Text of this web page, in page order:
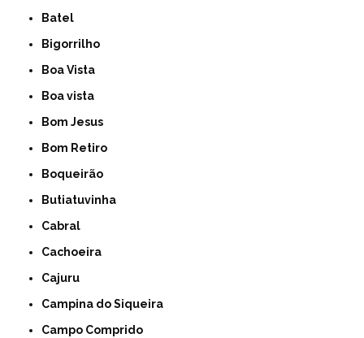
Batel
Bigorrilho
Boa Vista
Boa vista
Bom Jesus
Bom Retiro
Boqueirão
Butiatuvinha
Cabral
Cachoeira
Cajuru
Campina do Siqueira
Campo Comprido